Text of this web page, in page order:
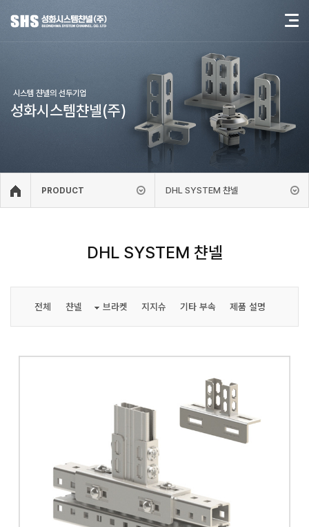
시스템 챤넬의 선두기업
성화시스템챤넬(주)
PRODUCT DHL SYSTEM 챤넬
DHL SYSTEM 챤넬
전체 챤넬 브라켓 지지슈 기타 부속 제품 설명